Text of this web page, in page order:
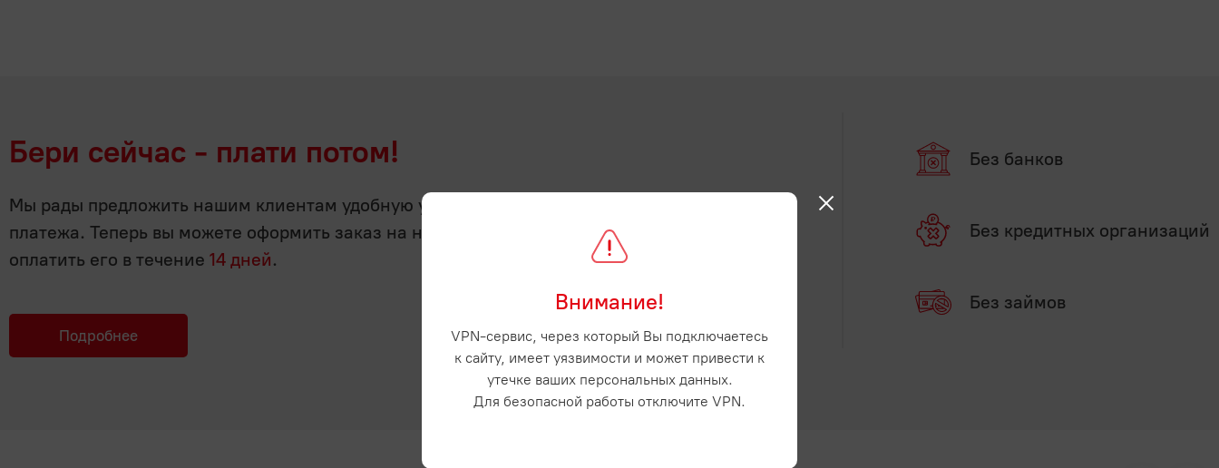
Бери сейчас - плати потом!
Мы рады предложить нашим клиентам удобную услугу - отсрочку
платежа. Теперь вы можете оформить заказ на нашем сайте и
оплатить его в течение 14 дней.
Без банков
Без кредитных организаций
Без займов
Подробнее
Внимание!
VPN-сервис, через который Вы подключаетесь
к сайту, имеет уязвимости и может привести к
утечке ваших персональных данных.
Для безопасной работы отключите VPN.